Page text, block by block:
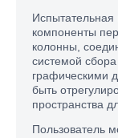
компоненты
колонны,
системой
графическими
быть
пространства
Пользователь